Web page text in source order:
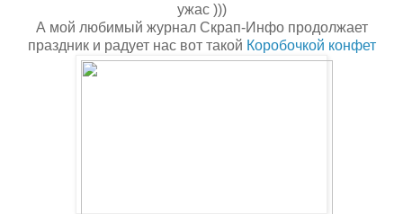
ужас )))
А мой любимый журнал Скрап-Инфо продолжает
праздник и радует нас вот такой Коробочкой конфет